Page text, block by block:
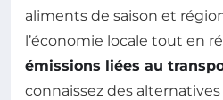
aliments de saison et
l’économie locale tout en
émissions liées au
connaissez des alternatives